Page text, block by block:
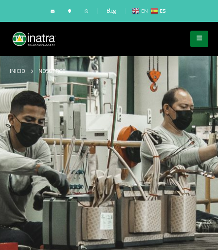
Blog EN ES
INICIO NOSOTROS